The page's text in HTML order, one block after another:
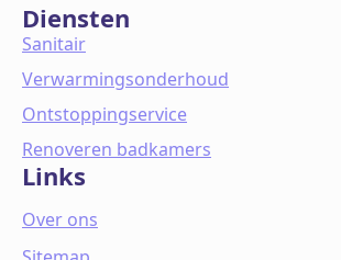
Diensten
Sanitair
Verwarmingsonderhoud
Ontstoppingservice
Renoveren badkamers
Links
Over ons